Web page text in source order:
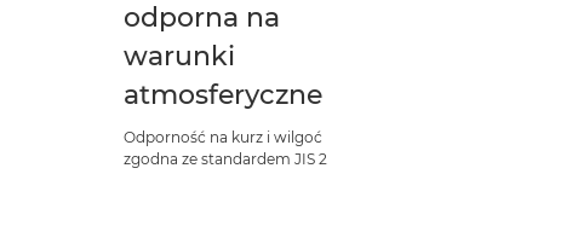
odporna na
warunki
atmosferyczne
Odporność na kurz i wilgoć
zgodna ze standardem JIS 2